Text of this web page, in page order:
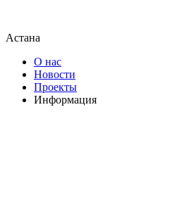
Астана
О нас
Новости
Проекты
Информация